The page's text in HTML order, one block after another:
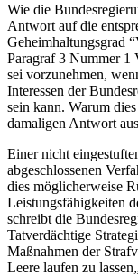
Wie die
Antwort auf die
Geheimhaltungsgrad
Paragraf 3 Nummer 1
sei vorzunehmen,
Interessen der
sein kann. Warum
damaligen Antwort
Einer nicht
abgeschlossenen
dies möglicherweise
Leistungsfähigkeiten
schreibt die
Tatverdächtige
Maßnahmen der
Leere laufen zu